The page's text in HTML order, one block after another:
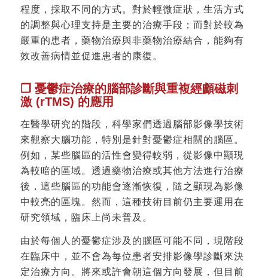
程度，採取不同的方式。對於輕微症狀，生活方式
的調整與心理支持是主要的治療手段；而對於較為
嚴重的患者，藥物治療與非藥物治療結合，能夠有
效改善病情並促進患者的康復。
❐ 憂鬱症治療的腦部診斷與重複經顱磁刺
激 (rTMS) 的應用
在醫學研究的階段，科學家們透過腦部影像學技術
來觀察大腦功能，特別是針對憂鬱症相關的腦區。
例如，某些腦區的活性會變得較弱，從影像中顯現
為較暗的區域。透過藥物治療或其他方法進行治療
後，這些腦區的功能會逐漸恢復，隨之顯現為影像
中較亮的區塊。然而，這種技術目前仍主要運用在
研究領域，臨床上尚未普及。
由於每個人的憂鬱症涉及的腦區可能不同，現階段
在臨床中，並不會為每位患者安排影像學診斷來決
定治療方向。將來或許會朝這個方向發展，但目前